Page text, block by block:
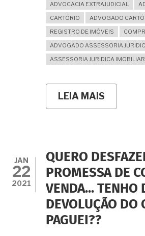
ADVOCACIA EXTRAJUDICIAL
CARTÓRIO
ADVOGADO
REGISTRO DE IMÓVEIS
ADVOGADO ASSESSORIA
ASSESSORIA JURIDICA
LEIA MAIS
MAMÃE
QUE
A
CASA
ERA
CABE
JAN
22
2021
QUERO
PROMESSA DE
VENDA... TENHO
DEVOLUÇÃO DO
PAGUEI??